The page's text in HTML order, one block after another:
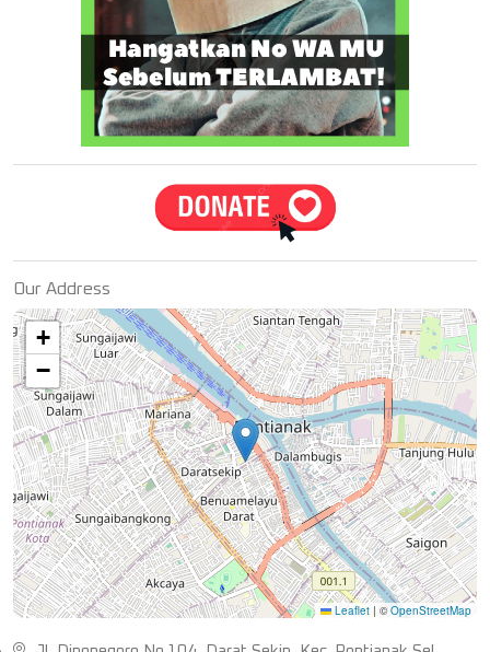
Our Address
+
−
Leaflet | ©OpenStreetMap